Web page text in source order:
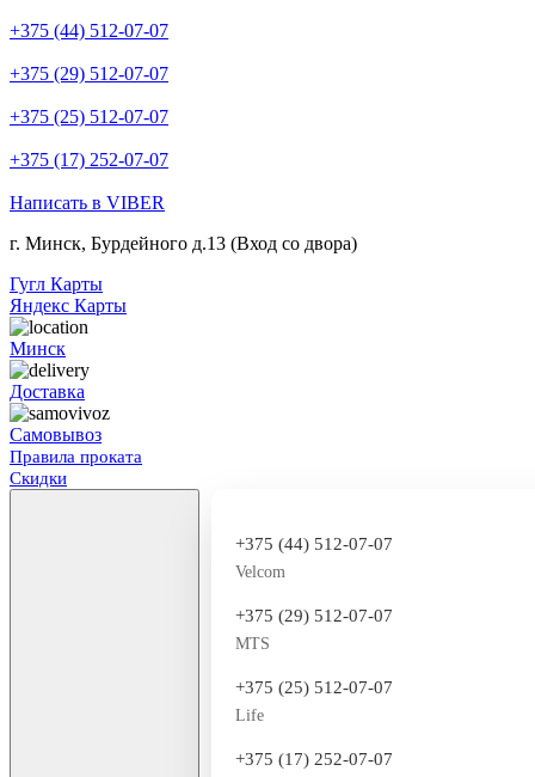
+375 (44) 512-07-07
+375 (29) 512-07-07
+375 (25) 512-07-07
+375 (17) 252-07-07
Написать в VIBER
г. Минск, Бурдейного д.13 (Вход со двора)
Гугл Карты
Яндекс Карты
Минск
Доставка
Самовывоз
Правила проката
Скидки
+375 (44) 512-07-07
Velcom
+375 (29) 512-07-07
MTS
+375 (25) 512-07-07
Life
+375 (17) 252-07-07